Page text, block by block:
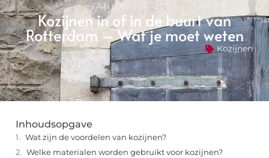
JANUARI 4, 2024
Kozijnen in of in de buurt van
Rotterdam – Wat je moet weten
Kozijnen
Inhoudsopgave
Wat zijn de voordelen van kozijnen?
Welke materialen worden gebruikt voor kozijnen?